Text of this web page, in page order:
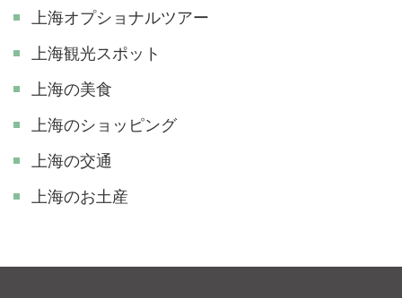
上海オプショナルツアー
上海観光スポット
上海の美食
上海のショッピング
上海の交通
上海のお土産